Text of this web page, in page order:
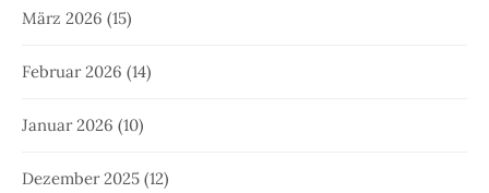
März 2026 (15)
Februar 2026 (14)
Januar 2026 (10)
Dezember 2025 (12)